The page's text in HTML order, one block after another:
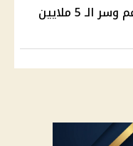
موعد تطبيق رفع سعر الخبز المدعم وسر الـ 5 ملايين